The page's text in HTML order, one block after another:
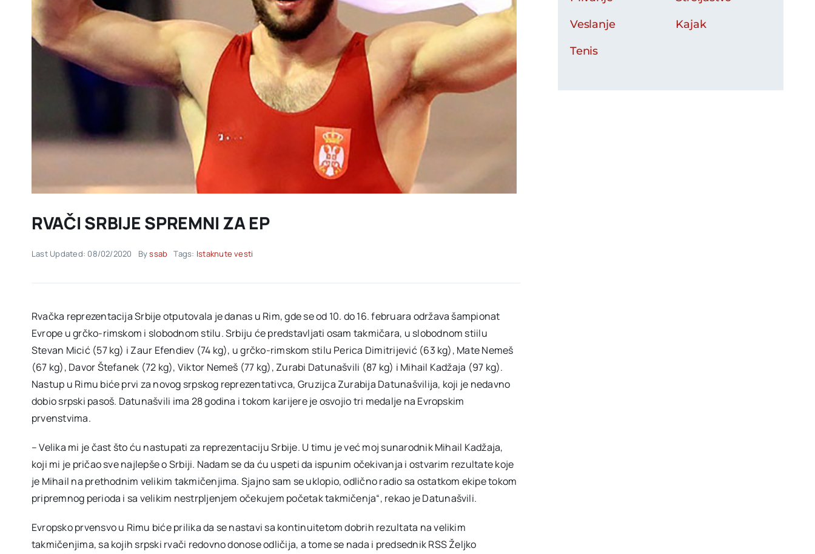
RVAČI SRBIJE SPREMNI ZA EP
Last Updated: 08/02/2020 Byssab Tags: Istaknute vesti
Rvačka reprezentacija Srbije otputovala je danas u Rim, gde se od 10. do 16. februara održava šampionat
Evrope u grčko-rimskom i slobodnom stilu. Srbiju će predstavljati osam takmičara, u slobodnom stiilu
Stevan Micić (57 kg) i Zaur Efendiev (74 kg), u grčko-rimskom stilu Perica Dimitrijević (63 kg), Mate Nemeš
(67 kg), Davor Štefanek (72 kg), Viktor Nemeš (77 kg), Zurabi Datunašvili (87 kg) i Mihail Kadžaja (97 kg).
Nastup u Rimu biće prvi za novog srpskog reprezentativca, Gruzijca Zurabija Datunašvilija, koji je nedavno
dobio srpski pasoš. Datunašvili ima 28 godina i tokom karijere je osvojio tri medalje na Evropskim
prvenstvima.
– Velika mi je čast što ću nastupati za reprezentaciju Srbije. U timu je već moj sunarodnik Mihail Kadžaja,
koji mi je pričao sve najlepše o Srbiji. Nadam se da ću uspeti da ispunim očekivanja i ostvarim rezultate koje
je Mihail na prethodnim velikim takmičenjima. Sjajno sam se uklopio, odlično radio sa ostatkom ekipe tokom
pripremnog perioda i sa velikim nestrpljenjem očekujem početak takmičenja“, rekao je Datunašvili.
Evropsko prvensvo u Rimu biće prilika da se nastavi sa kontinuitetom dobrih rezultata na velikim
takmičenjima, sa kojih srpski rvači redovno donose odličija, a tome se nada i predsednik RSS Željko
Veslanje
Kajak
Tenis